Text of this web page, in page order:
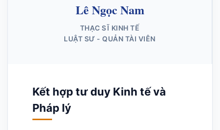
Lê Ngọc Nam
THẠC SĨ KINH TẾ
LUẬT SƯ - QUẢN TÀI VIÊN
Kết hợp tư duy Kinh tế và
Pháp lý